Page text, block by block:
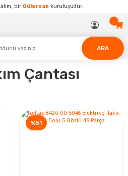
bir Gülersan kuruluşudur.
ARA
Çantası
%51